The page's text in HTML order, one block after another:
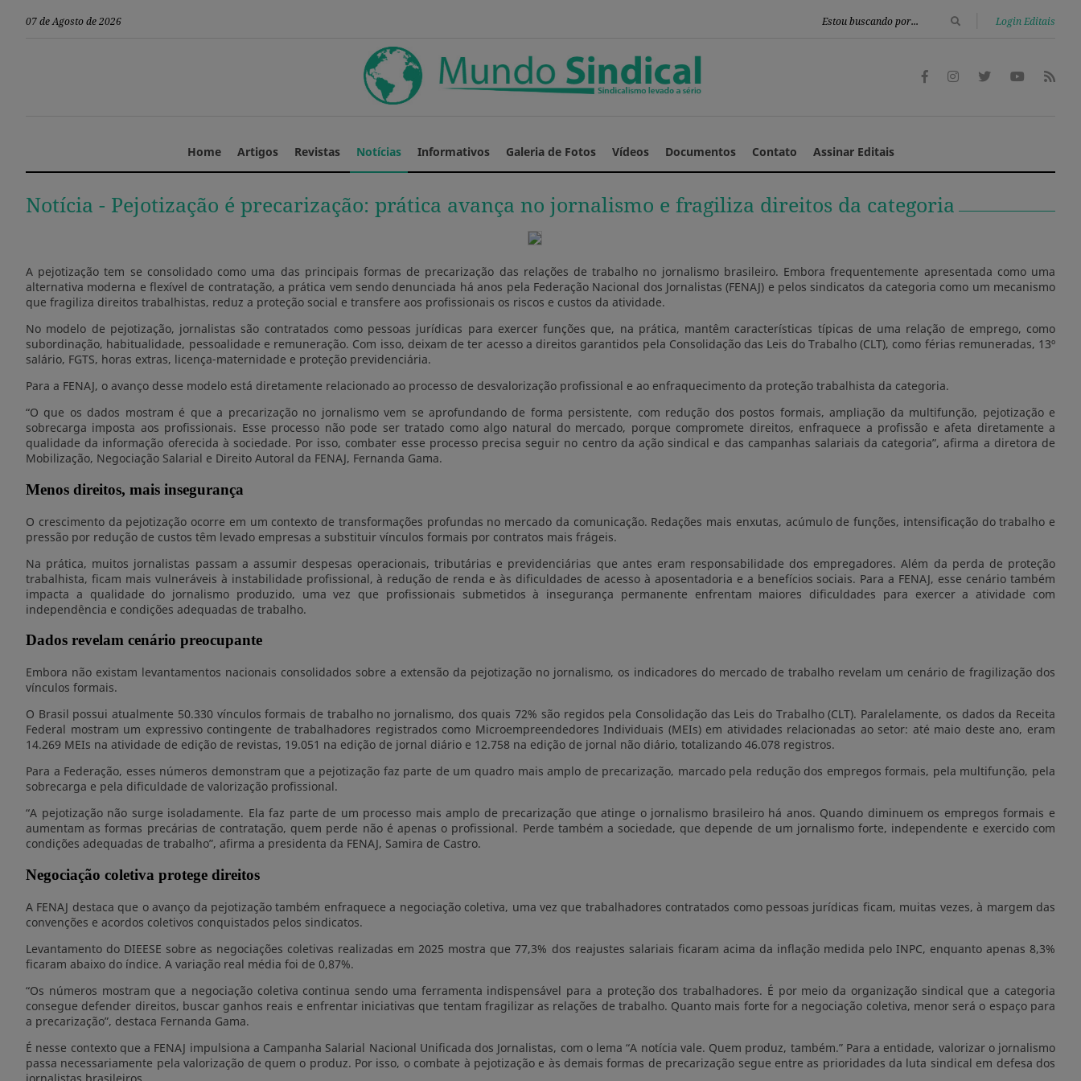
07 de Agosto de 2026 Login Editais
Home Artigos Revistas Notícias Informativos Galeria de Fotos Vídeos Documentos Contato Assinar Editais
Notícia - Pejotização é precarização: prática avança no jornalismo e fragiliza direitos da categoria
A pejotização tem se consolidado como uma das principais formas de precarização das relações de trabalho no jornalismo brasileiro. Embora frequentemente apresentada como uma
alternativa moderna e flexível de contratação, a prática vem sendo denunciada há anos pela Federação Nacional dos Jornalistas (FENAJ) e pelos sindicatos da categoria como um mecanismo
que fragiliza direitos trabalhistas, reduz a proteção social e transfere aos profissionais os riscos e custos da atividade.
No modelo de pejotização, jornalistas são contratados como pessoas jurídicas para exercer funções que, na prática, mantêm características típicas de uma relação de emprego, como
subordinação, habitualidade, pessoalidade e remuneração. Com isso, deixam de ter acesso a direitos garantidos pela Consolidação das Leis do Trabalho (CLT), como férias remuneradas, 13º
salário, FGTS, horas extras, licença-maternidade e proteção previdenciária.
Para a FENAJ, o avanço desse modelo está diretamente relacionado ao processo de desvalorização profissional e ao enfraquecimento da proteção trabalhista da categoria.
“O que os dados mostram é que a precarização no jornalismo vem se aprofundando de forma persistente, com redução dos postos formais, ampliação da multifunção, pejotização e
sobrecarga imposta aos profissionais. Esse processo não pode ser tratado como algo natural do mercado, porque compromete direitos, enfraquece a profissão e afeta diretamente a
qualidade da informação oferecida à sociedade. Por isso, combater esse processo precisa seguir no centro da ação sindical e das campanhas salariais da categoria”, afirma a diretora de
Mobilização, Negociação Salarial e Direito Autoral da FENAJ, Fernanda Gama.
Menos direitos, mais insegurança
O crescimento da pejotização ocorre em um contexto de transformações profundas no mercado da comunicação. Redações mais enxutas, acúmulo de funções, intensificação do trabalho e
pressão por redução de custos têm levado empresas a substituir vínculos formais por contratos mais frágeis.
Na prática, muitos jornalistas passam a assumir despesas operacionais, tributárias e previdenciárias que antes eram responsabilidade dos empregadores. Além da perda de proteção
trabalhista, ficam mais vulneráveis à instabilidade profissional, à redução de renda e às dificuldades de acesso à aposentadoria e a benefícios sociais. Para a FENAJ, esse cenário também
impacta a qualidade do jornalismo produzido, uma vez que profissionais submetidos à insegurança permanente enfrentam maiores dificuldades para exercer a atividade com
independência e condições adequadas de trabalho.
Dados revelam cenário preocupante
Embora não existam levantamentos nacionais consolidados sobre a extensão da pejotização no jornalismo, os indicadores do mercado de trabalho revelam um cenário de fragilização dos
vínculos formais.
O Brasil possui atualmente 50.330 vínculos formais de trabalho no jornalismo, dos quais 72% são regidos pela Consolidação das Leis do Trabalho (CLT). Paralelamente, os dados da Receita
Federal mostram um expressivo contingente de trabalhadores registrados como Microempreendedores Individuais (MEIs) em atividades relacionadas ao setor: até maio deste ano, eram
14.269 MEIs na atividade de edição de revistas, 19.051 na edição de jornal diário e 12.758 na edição de jornal não diário, totalizando 46.078 registros.
Para a Federação, esses números demonstram que a pejotização faz parte de um quadro mais amplo de precarização, marcado pela redução dos empregos formais, pela multifunção, pela
sobrecarga e pela dificuldade de valorização profissional.
“A pejotização não surge isoladamente. Ela faz parte de um processo mais amplo de precarização que atinge o jornalismo brasileiro há anos. Quando diminuem os empregos formais e
aumentam as formas precárias de contratação, quem perde não é apenas o profissional. Perde também a sociedade, que depende de um jornalismo forte, independente e exercido com
condições adequadas de trabalho”, afirma a presidenta da FENAJ, Samira de Castro.
Negociação coletiva protege direitos
A FENAJ destaca que o avanço da pejotização também enfraquece a negociação coletiva, uma vez que trabalhadores contratados como pessoas jurídicas ficam, muitas vezes, à margem das
convenções e acordos coletivos conquistados pelos sindicatos.
Levantamento do DIEESE sobre as negociações coletivas realizadas em 2025 mostra que 77,3% dos reajustes salariais ficaram acima da inflação medida pelo INPC, enquanto apenas 8,3%
ficaram abaixo do índice. A variação real média foi de 0,87%.
“Os números mostram que a negociação coletiva continua sendo uma ferramenta indispensável para a proteção dos trabalhadores. É por meio da organização sindical que a categoria
consegue defender direitos, buscar ganhos reais e enfrentar iniciativas que tentam fragilizar as relações de trabalho. Quanto mais forte for a negociação coletiva, menor será o espaço para
a precarização”, destaca Fernanda Gama.
É nesse contexto que a FENAJ impulsiona a Campanha Salarial Nacional Unificada dos Jornalistas, com o lema “A notícia vale. Quem produz, também.” Para a entidade, valorizar o jornalismo
passa necessariamente pela valorização de quem o produz. Por isso, o combate à pejotização e às demais formas de precarização segue entre as prioridades da luta sindical em defesa dos
jornalistas brasileiros.